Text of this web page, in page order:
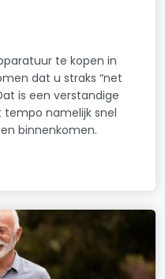
te kopen in
dat u straks “net
is een verstandige
namelijk snel
binnenkomen.